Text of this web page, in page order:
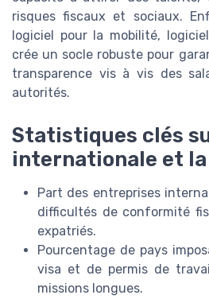
risques fiscaux et sociaux.
logiciel pour la mobilité,
crée un socle robuste pour
transparence vis à vis des
autorités.
Statistiques clés
internationale et
Part des entreprises
difficultés de conformité
expatriés.
Pourcentage de pays
visa et de permis de
missions longues.